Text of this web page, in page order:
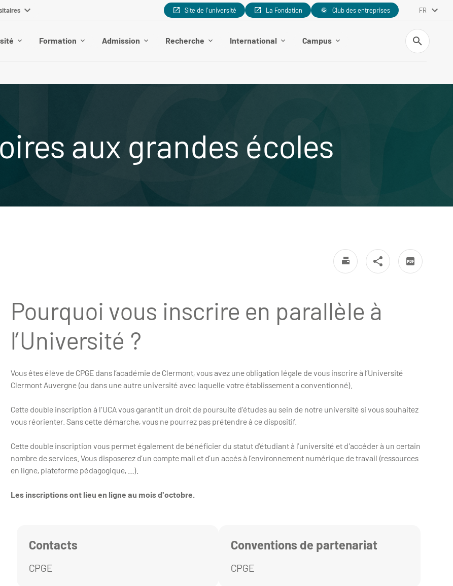
Site de l'université La Fondation Club des entreprises FR
Formation Admission Recherche International Campus
Recherche
aux grandes écoles
Pourquoi vous inscrire en parallèle à
l’Université ?
Vous êtes élève de CPGE dans l’académie de Clermont, vous avez une obligation légale de vous inscrire à l’Université
Clermont Auvergne (ou dans une autre université avec laquelle votre établissement a conventionné).
Cette double inscription à l'UCA vous garantit un droit de poursuite d'études au sein de notre université si vous souhaitez
vous réorienter. Sans cette démarche, vous ne pourrez pas prétendre à ce dispositif.
Cette double inscription vous permet également de bénéficier du statut d’étudiant à l’université et d'accéder à un certain
nombre de services. Vous disposerez d’un compte mail et d’un accès à l’environnement numérique de travail (ressources
en ligne, plateforme pédagogique, …).
Les inscriptions ont lieu en ligne au mois d'octobre.
Contacts
CPGE
Conventions de partenariat
CPGE